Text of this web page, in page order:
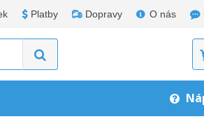
Platby Dopravy O nás